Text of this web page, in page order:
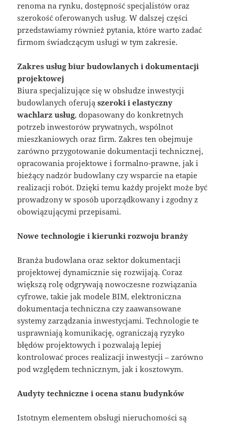
renoma na rynku, dostępność specjalistów oraz
szerokość oferowanych usług. W dalszej części
przedstawiamy również pytania, które warto zadać
firmom świadczącym usługi w tym zakresie.
Zakres usług biur budowlanych i dokumentacji
projektowej
Biura specjalizujące się w obsłudze inwestycji
budowlanych oferująszeroki i elastyczny
wachlarz usług, dopasowany do konkretnych
potrzeb inwestorów prywatnych, wspólnot
mieszkaniowych oraz firm. Zakres ten obejmuje
zarówno przygotowanie dokumentacji technicznej,
opracowania projektowe i formalno-prawne, jak i
bieżący nadzór budowlany czy wsparcie na etapie
realizacji robót. Dzięki temu każdy projekt może być
prowadzony w sposób uporządkowany i zgodny z
obowiązującymi przepisami.
Nowe technologie i kierunki rozwoju branży
Branża budowlana oraz sektor dokumentacji
projektowej dynamicznie się rozwijają. Coraz
większą rolę odgrywają nowoczesne rozwiązania
cyfrowe, takie jak modele BIM, elektroniczna
dokumentacja techniczna czy zaawansowane
systemy zarządzania inwestycjami. Technologie te
usprawniają komunikację, ograniczają ryzyko
błędów projektowych i pozwalają lepiej
kontrolować proces realizacji inwestycji – zarówno
pod względem technicznym, jak i kosztowym.
Audyty techniczne i ocena stanu budynków
Istotnym elementem obsługi nieruchomości są